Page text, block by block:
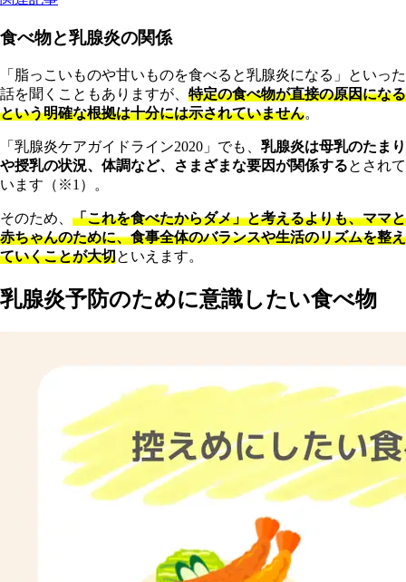
食べ物と乳腺炎の関係
「脂っこいものや甘いものを食べると乳腺炎になる」といった
話を聞くこともありますが、 特定の食べ物が直接の原因になる
という明確な根拠は十分には示されていません。
「乳腺炎ケアガイドライン2020」でも、 乳腺炎は母乳のたまり
や授乳の状況、体調など、さまざまな要因が関係するとされて
います（※1）。
そのため、 「これを食べたからダメ」と考えるよりも、ママと
赤ちゃんのために、食事全体のバランスや生活のリズムを整え
ていくことが大切といえます。
乳腺炎予防のために意識したい食べ物